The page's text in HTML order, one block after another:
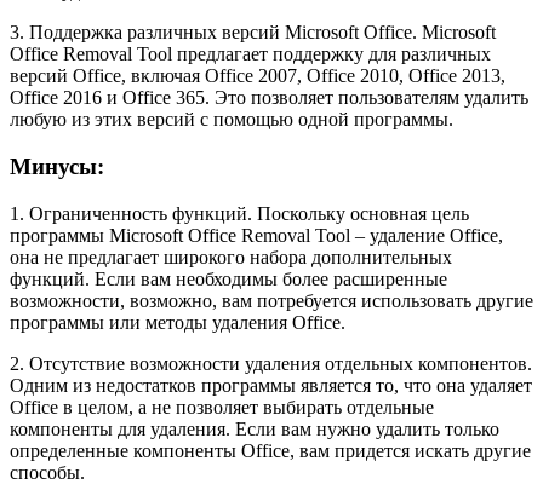
3. Поддержка различных версий Microsoft Office. Microsoft
Office Removal Tool предлагает поддержку для различных
версий Office, включая Office 2007, Office 2010, Office 2013,
Office 2016 и Office 365. Это позволяет пользователям удалить
любую из этих версий с помощью одной программы.
Минусы:
1. Ограниченность функций. Поскольку основная цель
программы Microsoft Office Removal Tool – удаление Office,
она не предлагает широкого набора дополнительных
функций. Если вам необходимы более расширенные
возможности, возможно, вам потребуется использовать другие
программы или методы удаления Office.
2. Отсутствие возможности удаления отдельных компонентов.
Одним из недостатков программы является то, что она удаляет
Office в целом, а не позволяет выбирать отдельные
компоненты для удаления. Если вам нужно удалить только
определенные компоненты Office, вам придется искать другие
способы.